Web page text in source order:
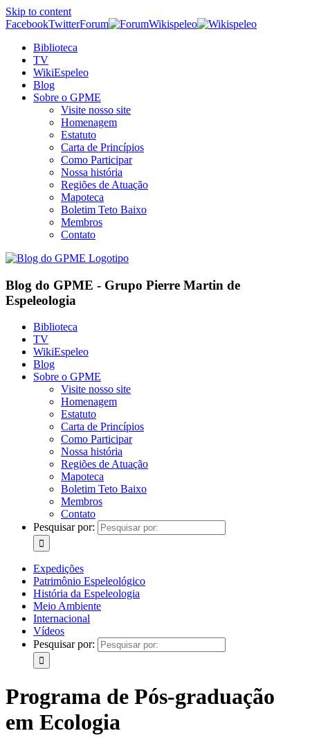
Skip to content
FacebookTwitterForum
Wikispeleo
Biblioteca
TV
WikiEspeleo
Blog
Sobre o GPME
Visite nosso site
Homenagem
Estatuto
Carta de Princípios
Como Participar
Nossa história
Regiões de Atuação
Mapoteca
Boletim Teto Baixo
Membros
Contato
Blog do GPME - Grupo Pierre Martin de
Espeleologia
Biblioteca
TV
WikiEspeleo
Blog
Sobre o GPME
Visite nosso site
Homenagem
Estatuto
Carta de Princípios
Como Participar
Nossa história
Regiões de Atuação
Mapoteca
Boletim Teto Baixo
Membros
Contato
Pesquisar por:
Expedições
Patrimônio Espeleológico
História da Espeleologia
Meio Ambiente
Internacional
Vídeos
Pesquisar por:
Programa de Pós-graduação
em Ecologia